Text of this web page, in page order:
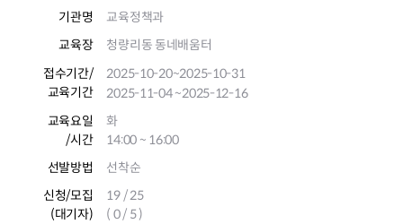
기관명
교육정책과
교육장
청량리동 동네배움터
접수기간/
교육기간
2025-10-20~2025-10-31
2025-11-04~2025-12-16
교육요일
/시간
화
14:00 ~ 16:00
선발방법
선착순
신청/모집
(대기자)
19 / 25
( 0 / 5 )